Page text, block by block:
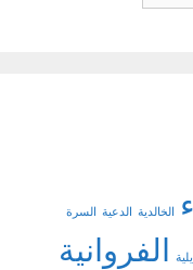
الخالدية الدعية السرة
الفروانية